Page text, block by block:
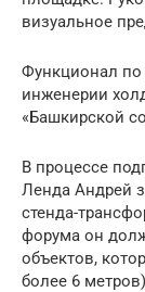
визуальное
Функционал
инженерии
«Башкирской
В процессе
Ленда Андрей
стенда-
форума он
объектов,
более 6